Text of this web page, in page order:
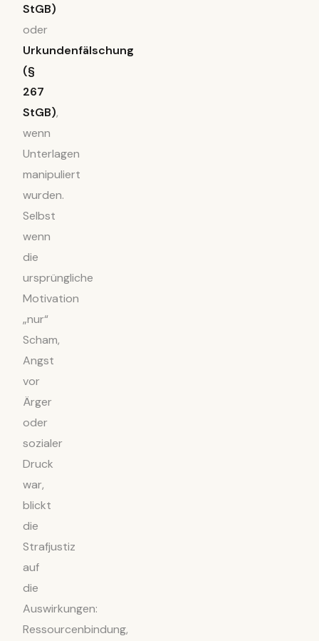
StGB)
oder
Urkundenfälschung
(§
267
StGB),
wenn
Unterlagen
manipuliert
wurden.
Selbst
wenn
die
ursprüngliche
Motivation
„nur“
Scham,
Angst
vor
Ärger
oder
sozialer
Druck
war,
blickt
die
Strafjustiz
auf
die
Auswirkungen:
Ressourcenbindung,